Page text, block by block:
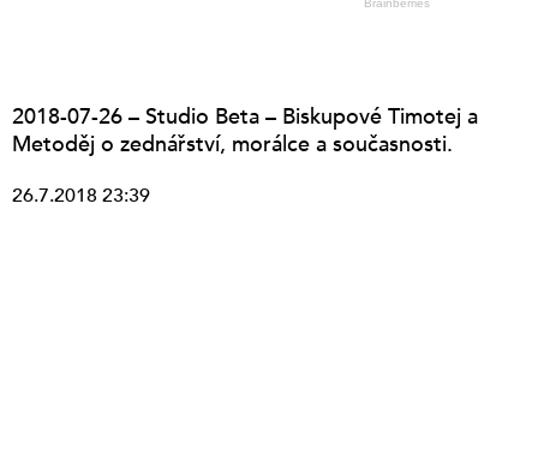
2018-07-26 – Studio Beta – Biskupové Timotej a
Metoděj o zednářství, morálce a současnosti.
26.7.2018 23:39